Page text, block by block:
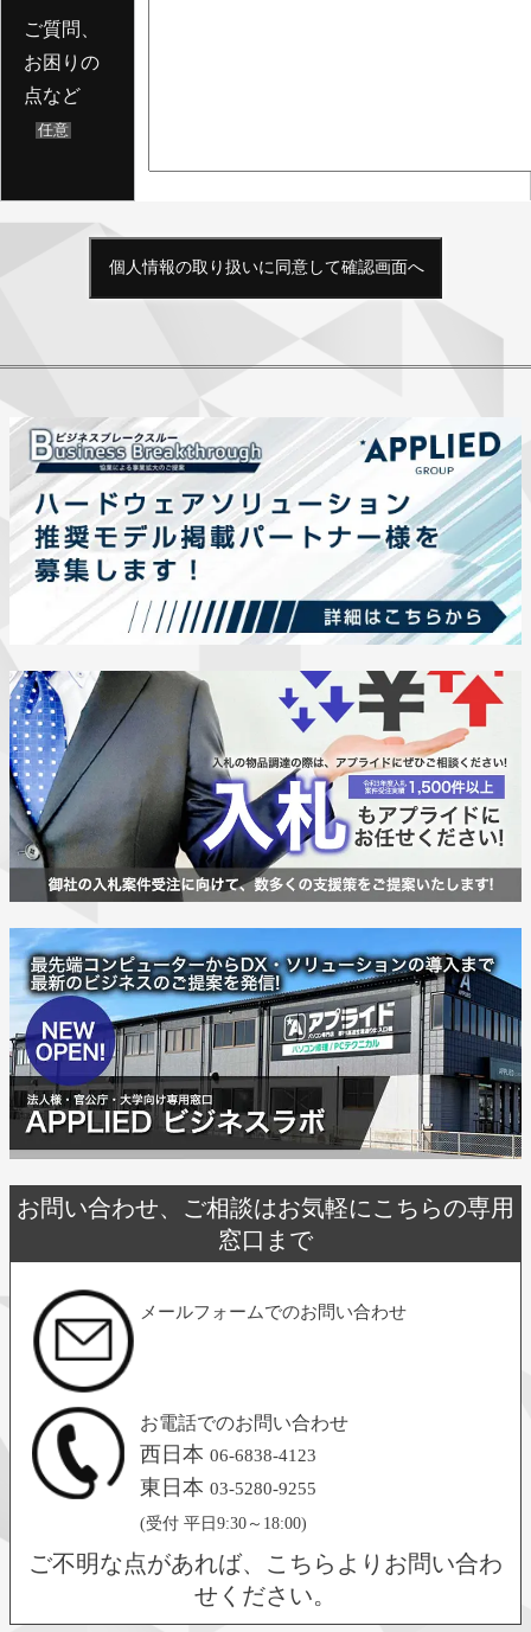
ご質問、
お困りの
点など
任意
お問い合わせ、ご相談はお気軽にこちらの専用
窓口まで
メールフォームでのお問い合わせ
お電話でのお問い合わせ
西日本 06-6838-4123
東日本 03-5280-9255
(受付 平日9:30～18:00)
ご不明な点があれば、こちらよりお問い合わ
せください。